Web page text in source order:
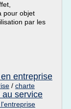
pour objet
par les
entreprise
/ charte
au service